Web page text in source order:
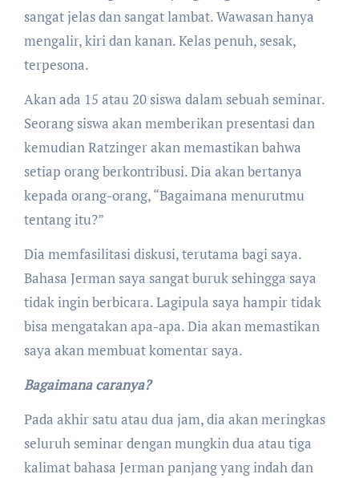
sangat jelas dan sangat lambat. Wawasan hanya
mengalir, kiri dan kanan. Kelas penuh, sesak,
terpesona.
Akan ada 15 atau 20 siswa dalam sebuah seminar.
Seorang siswa akan memberikan presentasi dan
kemudian Ratzinger akan memastikan bahwa
setiap orang berkontribusi. Dia akan bertanya
kepada orang-orang, “Bagaimana menurutmu
tentang itu?”
Dia memfasilitasi diskusi, terutama bagi saya.
Bahasa Jerman saya sangat buruk sehingga saya
tidak ingin berbicara. Lagipula saya hampir tidak
bisa mengatakan apa-apa. Dia akan memastikan
saya akan membuat komentar saya.
Bagaimana caranya?
Pada akhir satu atau dua jam, dia akan meringkas
seluruh seminar dengan mungkin dua atau tiga
kalimat bahasa Jerman panjang yang indah dan